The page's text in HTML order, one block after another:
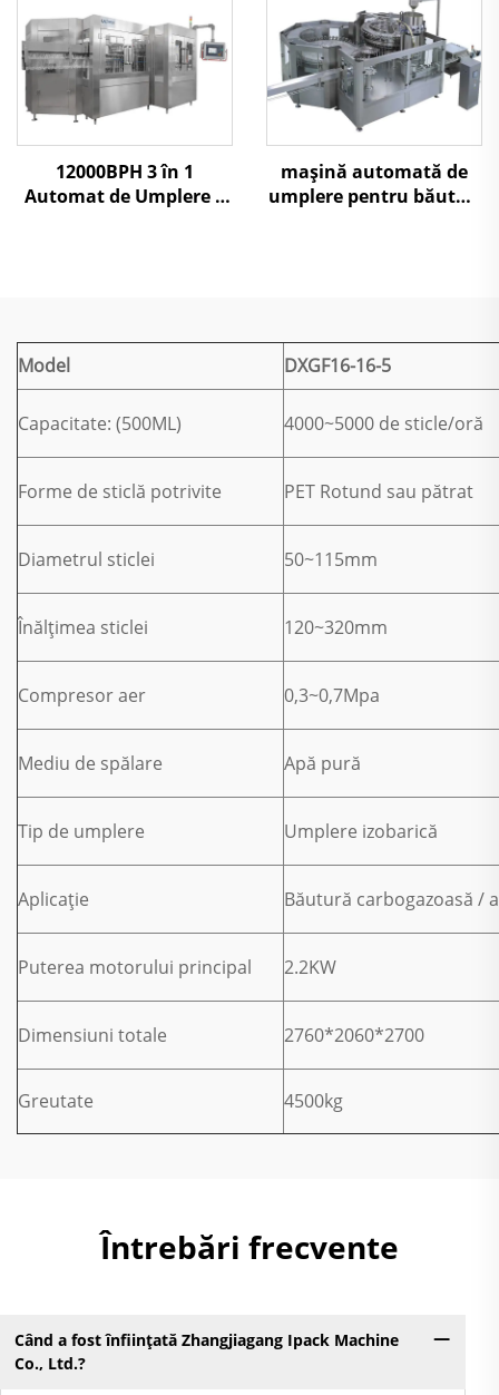
12000BPH 3 în 1
Automat de Umplere a
mașină automată de
umplere pentru băuturi
Model DXGF16-16-5
Capacitate: (500ML) 4000~5000 de sticle/oră
Forme de sticlă potrivite PET Rotund sau pătrat
Diametrul sticlei 50~115mm
Înălțimea sticlei 120~320mm
Compresor aer 0,3~0,7Mpa
Mediu de spălare Apă pură
Tip de umplere Umplere izobarică
Aplicație Băutură carbogazoasă /
Puterea motorului principal 2.2KW
Dimensiuni totale 2760*2060*2700
Greutate 4500kg
Întrebări frecvente
Când a fost înființată Zhangjiagang Ipack Machine
Co., Ltd.?